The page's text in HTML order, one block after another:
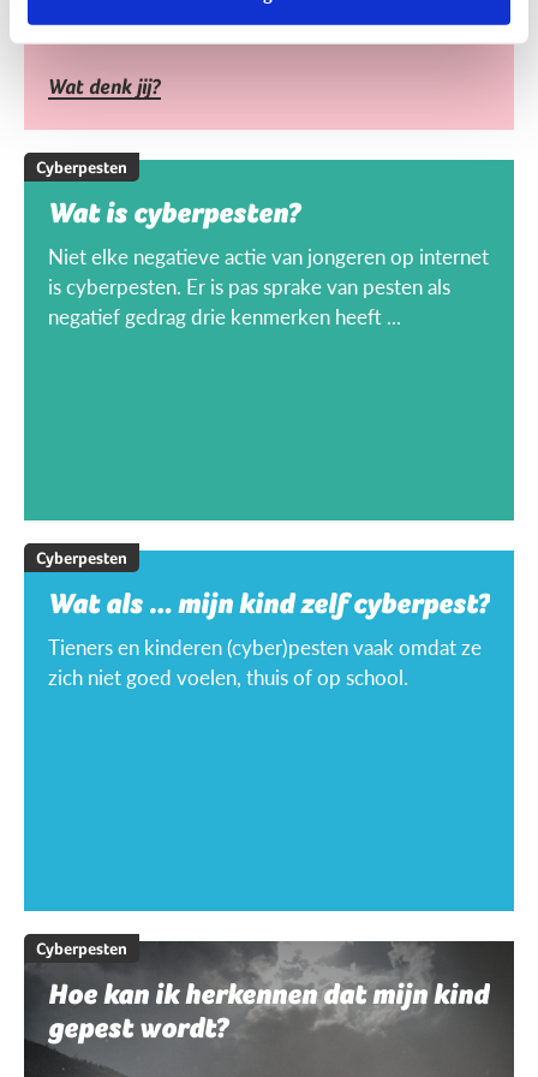
Wat denk jij?
Cyberpesten
Wat is cyberpesten?
Niet elke negatieve actie van jongeren op internet
is cyberpesten. Er is pas sprake van pesten als
negatief gedrag drie kenmerken heeft ...
Cyberpesten
Wat als … mijn kind zelf cyberpest?
Tieners en kinderen (cyber)pesten vaak omdat ze
zich niet goed voelen, thuis of op school.
Cyberpesten
Hoe kan ik herkennen dat mijn kind
gepest wordt?